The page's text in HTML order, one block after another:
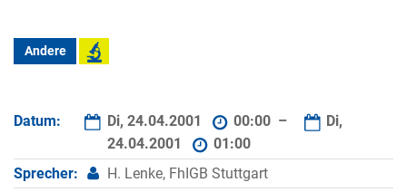
Andere
Datum: Di, 24.04.2001 00:00 –
Di,
24.04.2001
01:00
Sprecher:
H. Lenke, FhIGB Stuttgart